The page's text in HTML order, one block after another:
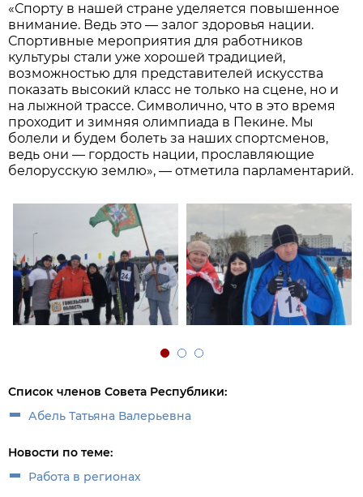
«Спорту в нашей стране уделяется повышенное
внимание. Ведь это — залог здоровья нации.
Спортивные мероприятия для работников
культуры стали уже хорошей традицией,
возможностью для представителей искусства
показать высокий класс не только на сцене, но и
на лыжной трассе. Символично, что в это время
проходит и зимняя олимпиада в Пекине. Мы
болели и будем болеть за наших спортсменов,
ведь они — гордость нации, прославляющие
белорусскую землю», — отметила парламентарий.
Список членов Совета Республики:
Абель Татьяна Валерьевна
Новости по теме:
Работа в регионах